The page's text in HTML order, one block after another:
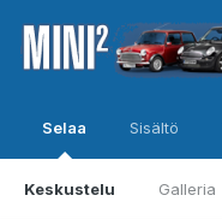
Selaa
Keskustelu Galleria
Sisältö